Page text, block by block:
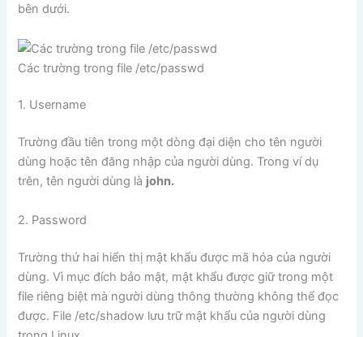
bên dưới.
Các trường trong file /etc/passwd
1. Username
Trường đầu tiên trong một dòng đại diện cho tên người
dùng hoặc tên đăng nhập của người dùng. Trong ví dụ
trên, tên người dùng là john.
2. Password
Trường thứ hai hiển thị mật khẩu được mã hóa của người
dùng. Vì mục đích bảo mật, mật khẩu được giữ trong một
file riêng biệt mà người dùng thông thường không thể đọc
được. File /etc/shadow lưu trữ mật khẩu của người dùng